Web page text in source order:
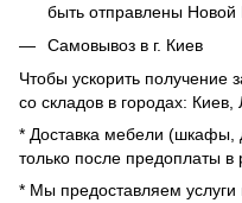
быть отправлены Новой
Самовывоз в г. Киев
Чтобы ускорить получение
со складов в городах: Киев,
* Доставка мебели (шкафы,
только после предоплаты в
* Мы предоставляем услуги